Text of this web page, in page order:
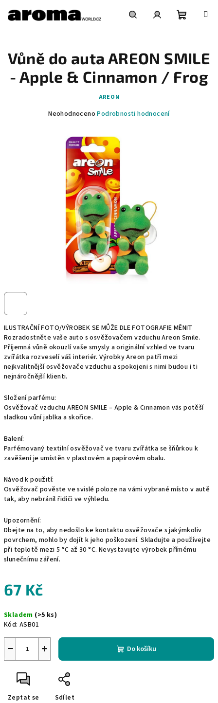
obsah
košík
ILUSTRAČNÍ FOTO/VÝROBEK SE MŮŽE DLE FOTOGRAFIE MĚNIT
Rozradostněte vaše auto s osvěžovačem vzduchu Areon Smile.
Příjemná vůně okouzlí vaše smysly a originální vzhled ve tvaru
zvířátka rozveselí váš interiér. Výrobky Areon patří mezi
nejkvalitnější osvěžovače vzduchu a spokojeni s nimi budou i ti
nejnáročnější klienti.
Složení parfému:
Osvěžovač vzduchu AREON SMILE – Apple & Cinnamon vás potěší
sladkou vůní jablka a skořice.
Balení:
Parfémovaný textilní osvěžovač ve tvaru zvířátka se šňůrkou k
zavěšení je umístěn v plastovém a papírovém obalu.
Návod k použití:
Osvěžovač pověste ve svislé poloze na vámi vybrané místo v autě
tak, aby nebránil řidiči ve výhledu.
Upozornění:
Dbejte na to, aby nedošlo ke kontaktu osvěžovače s jakýmkoliv
povrchem, mohlo by dojít k jeho poškození. Skladujte a používejte
při teplotě mezi 5 °C až 30 °C. Nevystavujte výrobek přímému
slunečnímu záření.
67 Kč
cena:
Skladem (>5 ks)
Kód: ASB01
+
− Do košíku
Zeptat se Sdílet
Vůně do auta AREON SMILE
- Apple & Cinnamon / Frog
AREON
Průměrné
hvězdiček.
Neohodnoceno Podrobnosti hodnocení